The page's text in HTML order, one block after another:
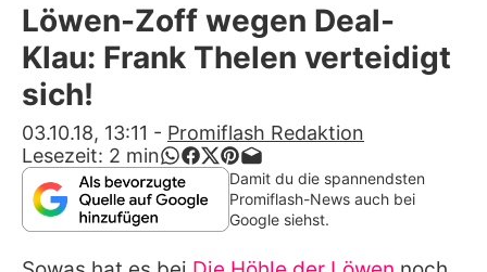
Alle Themen auf Promiflash
App runterladen
Team
Redaktionelle Richtlinien
Löwen-Zoff wegen Deal-
Klau: Frank Thelen verteidigt
sich!
03.10.18, 13:11 - Promiflash Redaktion
Lesezeit: 2 min
Damit du die spannendsten
Promiflash-News auch bei
Google siehst.